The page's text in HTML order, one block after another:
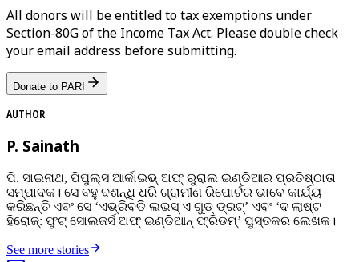
All donors will be entitled to tax exemptions under
Section-80G of the Income Tax Act. Please double check
your email address before submitting.
Donate to PARI
AUTHOR
P. Sainath
ପି. ସାଇନାଥ, ପିପୁଲ୍ସ ଆର୍କାଇଭ୍ ଅଫ୍ ରୁରାଲ ଇଣ୍ଡିଆର ପ୍ରତିଷ୍ଠାତା
ସମ୍ପାଦକ। ସେ ବହୁ ଦଶନ୍ଧି ଧରି ଗ୍ରାମୀଣ ରିପୋର୍ଟର ଭାବେ କାର୍ଯ୍ୟ
କରିଛନ୍ତି ଏବଂ ସେ ‘ଏଭ୍ରିବଡି ଲଭସ୍ ଏ ଗୁଡ୍ ଡ୍ରଟ୍’ ଏବଂ ‘ଦ ଲାଷ୍ଟ
ହିରୋଜ୍: ଫୁଟ୍ ସୋଲଜର୍ସ ଅଫ୍ ଇଣ୍ଡିଆନ୍ ଫ୍ରିଡମ୍’ ପୁସ୍ତକର ଲେଖକ।
See more stories